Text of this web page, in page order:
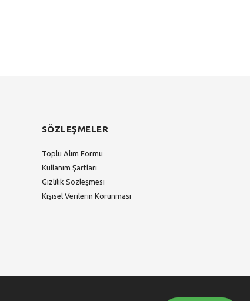
SÖZLEŞMELER
Toplu Alım Formu
Kullanım Şartları
Gizlilik Sözleşmesi
Kişisel Verilerin Korunması